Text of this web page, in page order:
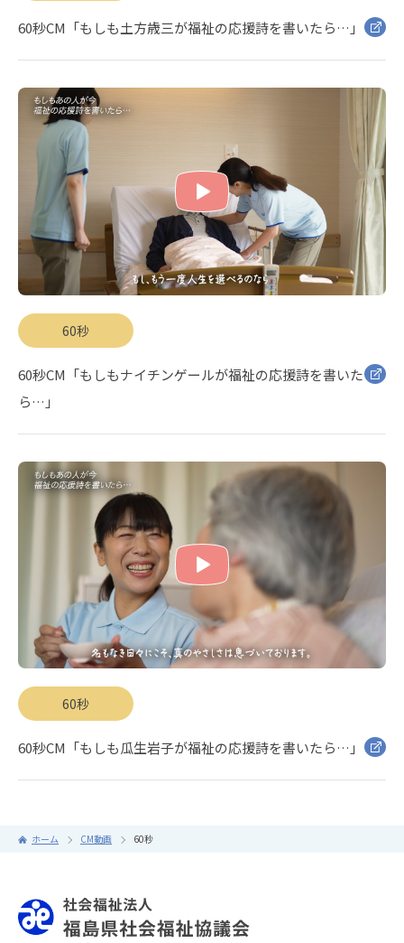
60秒CM「もしも土方歳三が福祉の応援詩を書いたら…」
60秒
60秒CM「もしもナイチンゲールが福祉の応援詩を書いた
ら…」
60秒
60秒CM「もしも瓜生岩子が福祉の応援詩を書いたら…」
ホーム CM動画 60秒